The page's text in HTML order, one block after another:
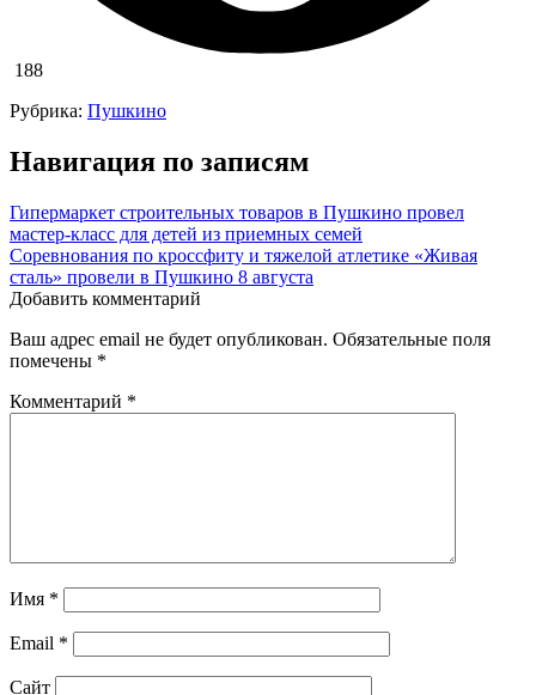
188
Рубрика: Пушкино
Навигация по записям
Гипермаркет строительных товаров в Пушкино провел
мастер-класс для детей из приемных семей
Соревнования по кроссфиту и тяжелой атлетике «Живая
сталь» провели в Пушкино 8 августа
Добавить комментарий
Ваш адрес email не будет опубликован. Обязательные поля
помечены *
Комментарий *
Имя *
Email *
Сайт